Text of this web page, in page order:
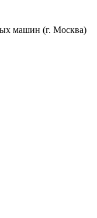
машин (г. Москва)